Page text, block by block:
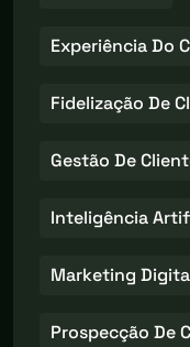
Experiência Do
Fidelização De
Gestão De
Inteligência
Marketing
Prospecção De